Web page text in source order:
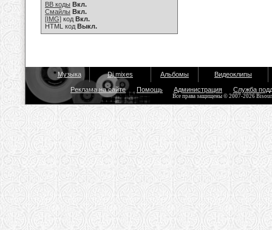
BB коды Вкл.
Смайлы Вкл.
[IMG] код Вкл.
HTML код Выкл.
Музыка Dj mixes Альбомы Видеоклипы
Реклама на сайте Помощь Администрация Служба
Все права защищены © 2007-2026